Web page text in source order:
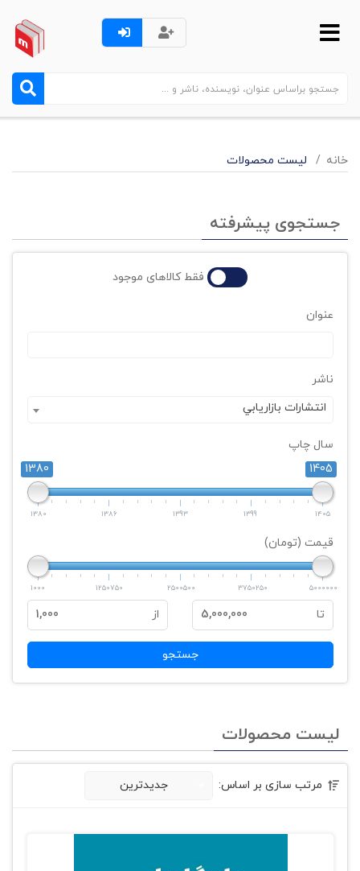
خانه لیست محصولات
جستجوی پیشرفته
فقط کالاهای موجود
عنوان
ناشر
انتشارات بازاريابي
سال چاپ
1380
1405
1380 1386 1393 1399 1405
قیمت (تومان)
1000 1250750 2500500 3750250 5000000
تا 5,000,000 از 1,000
جستجو
لیست محصولات
مرتب سازی بر اساس: جدیدترین